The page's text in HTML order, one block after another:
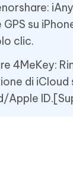
GPS su
clic.
4MeKey:
di iCloud
Apple